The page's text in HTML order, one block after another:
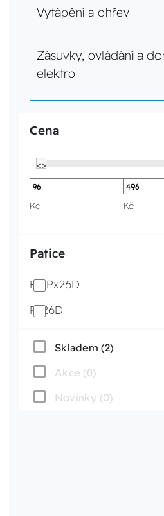
Vytápění a ohřev
Zásuvky, ovládání a
elektro
Cena
<>
Kč Kč
Patice
H7 Px26D
Px26D
Skladem (2)
Akce (0)
Novinky (0)